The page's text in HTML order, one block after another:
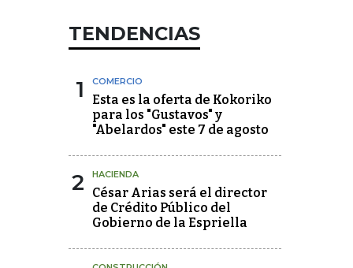
TENDENCIAS
1 COMERCIO
Esta es la oferta de Kokoriko
para los "Gustavos" y
"Abelardos" este 7 de agosto
2 HACIENDA
César Arias será el director
de Crédito Público del
Gobierno de la Espriella